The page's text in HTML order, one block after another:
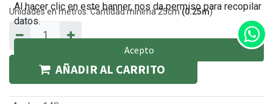
Unidades en metros. Cantidad mínima 25cm(0.25m)
AÑADIR AL CARRITO
Al hacer clic en este banner, nos da permiso para recopilar
datos.
Acepto